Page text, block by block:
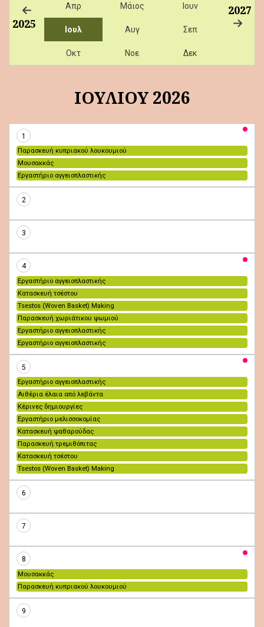
2025
Απρ Μάιος Ιουν
Ιουλ Αυγ Σεπ
Οκτ Νοε Δεκ
2027
ΙΟΥΛΙΟΥ 2026
1
Παρασκευή κυπριακού λουκουμιού
Μουσακκάς
Εργαστήριο αγγειοπλαστικής
2
3
4
Εργαστήριο αγγειοπλαστικής
Κατασκευή τσέστου
Tsestos (Woven Basket) Making
Παρασκευή χωριάτικου ψωμιού
Εργαστήριο αγγειοπλαστικής
Εργαστήριο αγγειοπλαστικής
5
Εργαστήριο αγγειοπλαστικής
Αιθέρια έλαια από λεβάντα
Κέρινες δημιουργίες
Εργαστήριο μελισσοκομίας
Κατασκευή ψαθαρούδας
Παρασκευή τρεμιθόπιτας
Κατασκευή τσέστου
Tsestos (Woven Basket) Making
6
7
8
Μουσακκάς
Παρασκευή κυπριακού λουκουμιού
9